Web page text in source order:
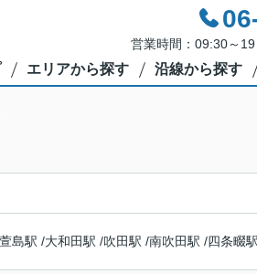
営業時間：09:30～
エリアから探す 沿線から探す
萱島駅 /大和田駅 /吹田駅 /南吹田駅 /四条畷駅